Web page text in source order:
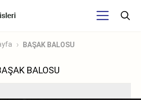
BAŞAK BALOSU
BALOSU